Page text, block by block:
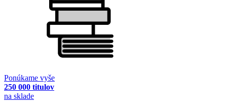
Ponúkame vyše
250 000 titulov
na sklade